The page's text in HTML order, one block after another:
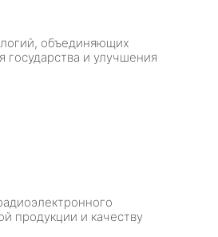
объединяющих
и улучшения
продукции и качеству